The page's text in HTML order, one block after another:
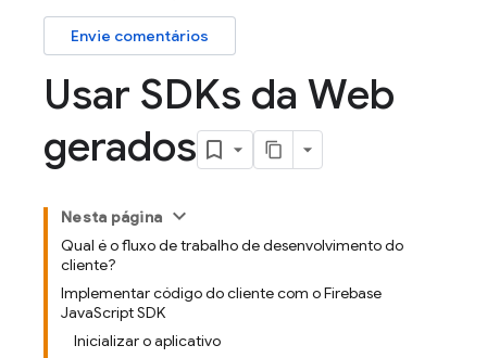
Envie comentários
Usar SDKs da Web
gerados
Nesta página
Qual é o fluxo de trabalho de desenvolvimento do
cliente?
Implementar código do cliente com o Firebase
JavaScript SDK
Inicializar o aplicativo